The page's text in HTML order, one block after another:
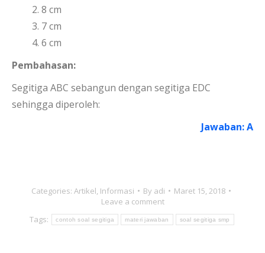
8 cm
7 cm
6 cm
Pembahasan:
Segitiga ABC sebangun dengan segitiga EDC
sehingga diperoleh:
Jawaban: A
Categories: Artikel, Informasi By adi
Maret 15, 2018
Leave a comment
Tags:
contoh soal segitiga materi jawaban soal segitiga smp